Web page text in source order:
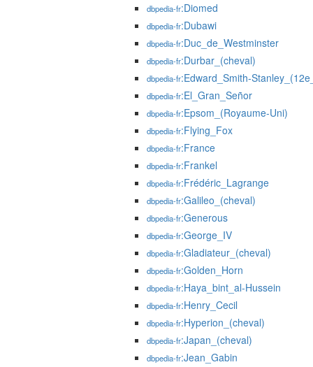
dbpedia-fr:Diomed
dbpedia-fr:Dubawi
dbpedia-fr:Duc_de_Westminster
dbpedia-fr:Durbar_(cheval)
dbpedia-fr:Edward_Smith-
dbpedia-fr:El_Gran_Señor
dbpedia-fr:Epsom_(Royaume-Uni)
dbpedia-fr:Flying_Fox
dbpedia-fr:France
dbpedia-fr:Frankel
dbpedia-fr:Frédéric_Lagrange
dbpedia-fr:Galileo_(cheval)
dbpedia-fr:Generous
dbpedia-fr:George_IV
dbpedia-fr:Gladiateur_(cheval)
dbpedia-fr:Golden_Horn
dbpedia-fr:Haya_bint_al-Hussein
dbpedia-fr:Henry_Cecil
dbpedia-fr:Hyperion_(cheval)
dbpedia-fr:Japan_(cheval)
dbpedia-fr:Jean_Gabin